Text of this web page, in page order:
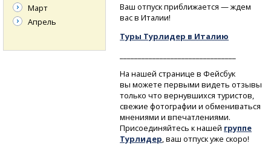
Ваш отпуск приближается — ждем
вас в Италии!
Туры Турлидер в Италию
На нашей странице в Фейсбук
вы можете первыми видеть отзывы
только что вернувшихся туристов,
свежие фотографии и обмениваться
мнениями и впечатлениями.
Присоединяйтесь к нашей группе
Турлидер, ваш отпуск уже скоро!
Март
Апрель